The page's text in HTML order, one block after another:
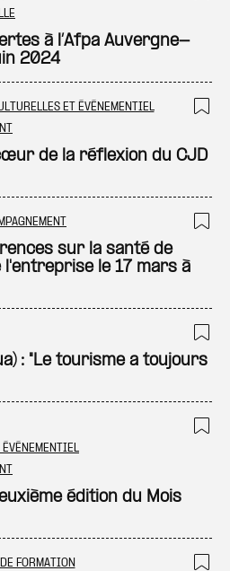
à l’Afpa Auvergne-
2024
ET ÉVÉNEMENTIEL
de la réflexion du CJD
sur la santé de
le 17 mars à
: "Le tourisme a toujours
édition du Mois
FORMATION